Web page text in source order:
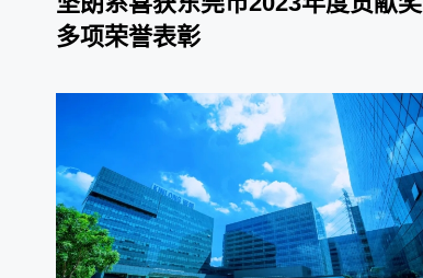
多项荣誉表彰